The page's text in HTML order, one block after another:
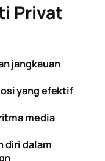
Privat
jangkauan
yang efektif
media
diri dalam